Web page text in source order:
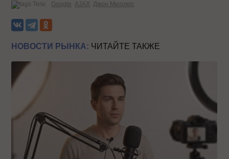
Теги: Google AJAX Джон Мюллер
НОВОСТИ РЫНКА: ЧИТАЙТЕ ТАКЖЕ